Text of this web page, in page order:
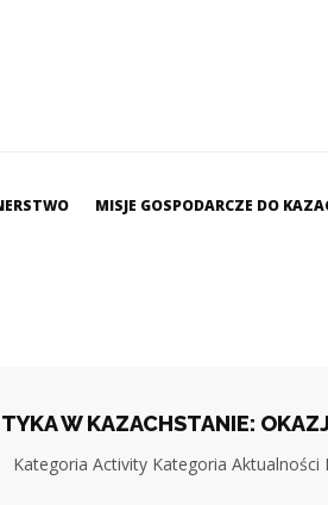
MISJE GOSPODARCZE DO
W KAZACHSTANIE:
Kategoria Activity Kategoria Aktualności